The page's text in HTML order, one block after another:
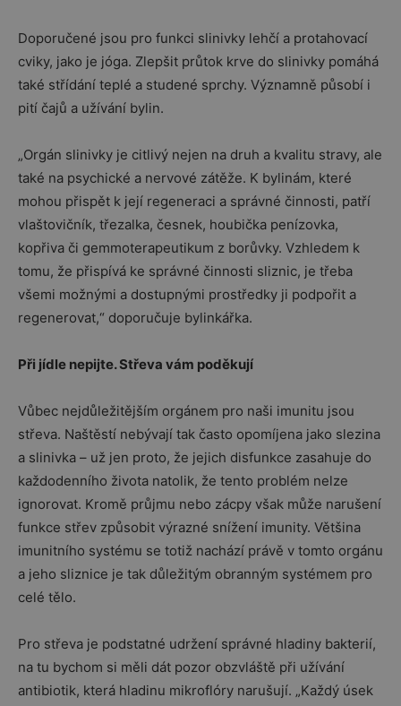
Doporučené jsou pro funkci slinivky lehčí a protahovací
cviky, jako je jóga. Zlepšit průtok krve do slinivky pomáhá
také střídání teplé a studené sprchy. Významně působí i
pití čajů a užívání bylin.
„Orgán slinivky je citlivý nejen na druh a kvalitu stravy, ale
také na psychické a nervové zátěže. K bylinám, které
mohou přispět k její regeneraci a správné činnosti, patří
vlaštovičník, třezalka, česnek, houbička penízovka,
kopřiva či gemmoterapeutikum z borůvky. Vzhledem k
tomu, že přispívá ke správné činnosti sliznic, je třeba
všemi možnými a dostupnými prostředky ji podpořit a
regenerovat,“ doporučuje bylinkářka.
Při jídle nepijte. Střeva vám poděkují
Vůbec nejdůležitějším orgánem pro naši imunitu jsou
střeva. Naštěstí nebývají tak často opomíjena jako slezina
a slinivka – už jen proto, že jejich disfunkce zasahuje do
každodenního života natolik, že tento problém nelze
ignorovat. Kromě průjmu nebo zácpy však může narušení
funkce střev způsobit výrazné snížení imunity. Většina
imunitního systému se totiž nachází právě v tomto orgánu
a jeho sliznice je tak důležitým obranným systémem pro
celé tělo.
Pro střeva je podstatné udržení správné hladiny bakterií,
na tu bychom si měli dát pozor obzvláště při užívání
antibiotik, která hladinu mikroflóry narušují. „Každý úsek